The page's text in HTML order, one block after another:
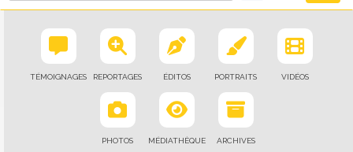
TÉMOIGNAGES REPORTAGES ÉDITOS PORTRAITS VIDÉOS
PHOTOS MÉDIATHÈQUE ARCHIVES